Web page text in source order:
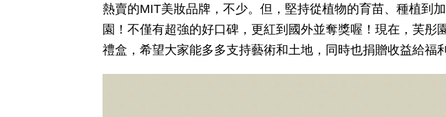
熱賣的MIT美妝品牌，不少。但，堅持從植物的育苗、種植到
園！不僅有超強的好口碑，更紅到國外並奪獎喔！現在，芙
禮盒，希望大家能多多支持藝術和土地，同時也捐贈收益給福